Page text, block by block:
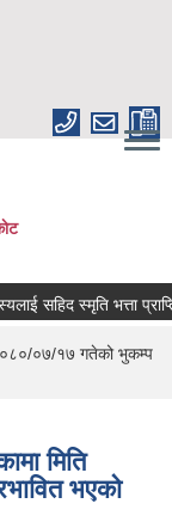
स्मृति भत्ता
०७/१७ गतेको भुकम्प
मिति
भएको